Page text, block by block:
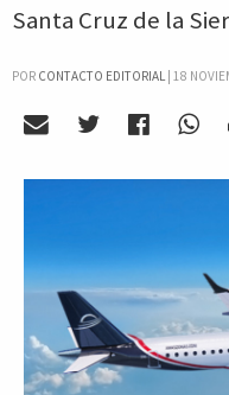
Santa Cruz de la
POR CONTACTO EDITORIAL| 18